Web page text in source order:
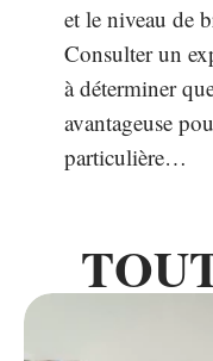
et le niveau de
Consulter un
à déterminer
avantageuse
particulière…